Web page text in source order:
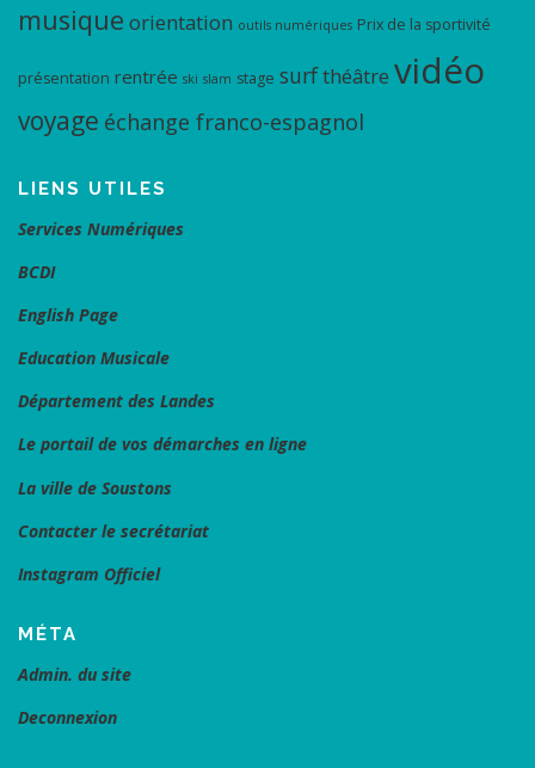
musique orientation outils numériques Prix de la sportivité
présentation rentrée ski slam stage surfthéâtre vidéo
voyage échange franco-espagnol
LIENS UTILES
Services Numériques
BCDI
English Page
Education Musicale
Département des Landes
Le portail de vos démarches en ligne
La ville de Soustons
Contacter le secrétariat
Instagram Officiel
MÉTA
Admin. du site
Deconnexion